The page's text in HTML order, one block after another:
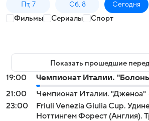
Пт, 7 Сб, 8 Сегодня
Фильмы Сериалы Спорт
Показать прошедшие
19:00
Чемпионат Италии.
21:00
Чемпионат Италии. "Дженоа"
23:00
Friuli Venezia Giulia Cup.
Ноттингем Форест (Англия).